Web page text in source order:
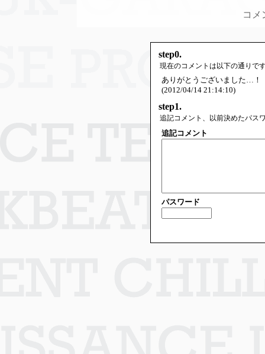
コメ
step0.
現在のコメントは以下の通りで
ありがとうございました…！
(2012/04/14 21:14:10)
step1.
追記コメント、以前決めたパス
追記コメント
パスワード